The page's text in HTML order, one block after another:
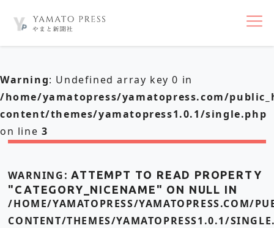
nav
Warning: Undefined array key 0 in
/home/yamatopress/yamatopress.com/
content/themes/yamatopress1.0.1/single.php
on line 3
WARNING : ATTEMPT TO READ PROPERTY
"CATEGORY_NICENAME" ON NULL IN
/HOME/YAMATOPRESS/YAMATOPRESS.COM/
CONTENT/THEMES/YAMATOPRESS1.0.1/